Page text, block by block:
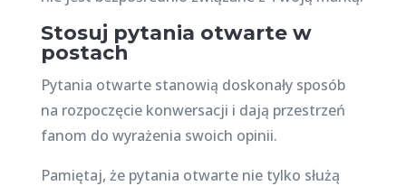
Stosuj pytania otwarte w
postach
Pytania otwarte stanowią doskonały sposób
na rozpoczęcie konwersacji i dają przestrzeń
fanom do wyrażenia swoich opinii.
Pamiętaj, że pytania otwarte nie tylko służą